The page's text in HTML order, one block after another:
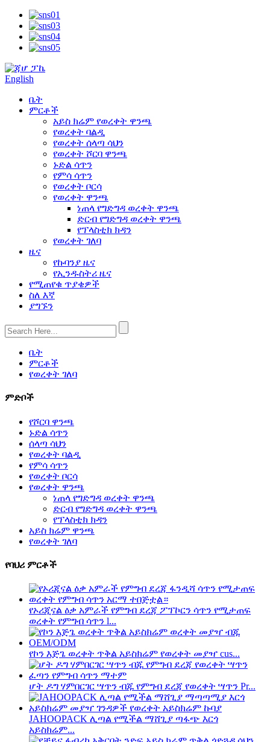
English
ቤት
ምርቶች
አይስ ክሬም የወረቀት ዋንጫ
የወረቀት ባልዲ
የወረቀት ሰላጣ ሳህን
የወረቀት ሾርባ ዋንጫ
ኑድል ሳጥን
የምሳ ሳጥን
የወረቀት ቦርሳ
የወረቀት ዋንጫ
ነጠላ የግድግዳ ወረቀት ዋንጫ
ድርብ የግድግዳ ወረቀት ዋንጫ
የፕላስቲክ ክዳን
የወረቀት ገለባ
ዜና
የኩባንያ ዜና
የኢንዱስትሪ ዜና
የሚጠየቁ ጥያቄዎች
ስለ እኛ
ያግኙን
ቤት
ምርቶች
የወረቀት ገለባ
ምድቦች
የሾርባ ዋንጫ
ኑድል ሳጥን
ሰላጣ ሳህን
የወረቀት ባልዲ
የምሳ ሳጥን
የወረቀት ቦርሳ
የወረቀት ዋንጫ
ነጠላ የግድግዳ ወረቀት ዋንጫ
ድርብ የግድግዳ ወረቀት ዋንጫ
የፕላስቲክ ክዳን
አይስ ክሬም ዋንጫ
የወረቀት ገለባ
የባህሪ ምርቶች
የኦሪጂናል ዕቃ አምራች የምግብ ደረጃ ፖፕኮርን ሳጥን የሚታጠፍ
ወረቀት የምግብ ሳጥን l...
የኮን እጅጌ ወረቀት ጥቅል አይስክሬም የወረቀት መያዣ cus...
ሆት ዶግ ሃምበርገር ሣጥን ብጁ የምግብ ደረጃ የወረቀት ሣጥን Pr...
JAHOOPACK ሊጣል የሚችል ማሸጊያ ጣፋጭ እርጎ
አይስክሬም...